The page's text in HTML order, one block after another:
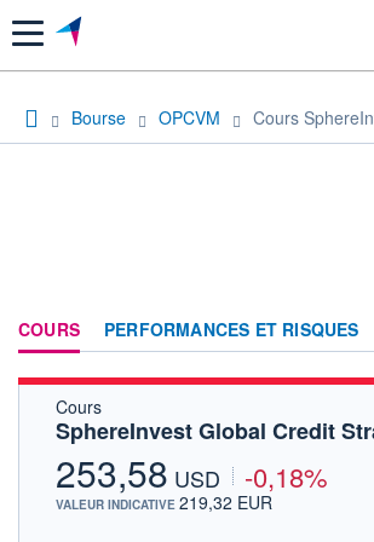
Menu
Bourse OPCVM Cours
COURS PERFORMANCES ET RISQUES
Cours
SphereInvest Global Credit
253,58 USD -0,18%
VALEUR INDICATIVE 219,32 EUR